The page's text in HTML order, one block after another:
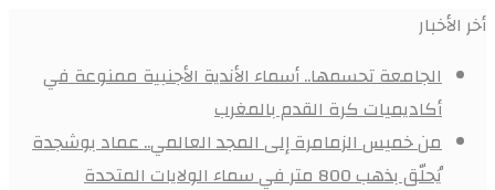
أخر الأخبار
الجامعة تحسمها.. أسماء الأندية الأجنبية ممنوعة في
أكاديميات كرة القدم بالمغرب
من خميس الزمامرة إلى المجد العالمي.. عماد بوشجدة
يُحلّق بذهب 800 متر في سماء الولايات المتحدة